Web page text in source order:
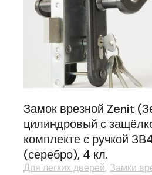
Замок врезной Zenit
цилиндровый с
комплекте с ручкой
(серебро), 4 кл.
Для легких дверей Замки